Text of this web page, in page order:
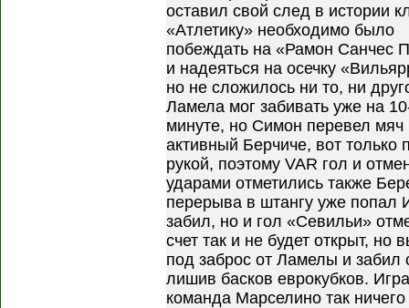
оставил свой след в истории
«Атлетику» необходимо было
побеждать на «Рамон Санчес
и надеяться на осечку
но не сложилось ни то, ни
Ламела мог забивать уже на
минуте, но Симон перевел мяч
активный Берчиче, вот
рукой, поэтому VAR гол и
ударами отметились также
перерыва в штангу уже попал
забил, но и гол «Севильи»
счет так и не будет открыт,
под заброс от Ламелы и забил
лишив басков еврокубков.
команда Марселино так